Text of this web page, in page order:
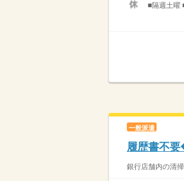
■隔週土曜
一般派遣
履歴書不
銀行店舗内の清